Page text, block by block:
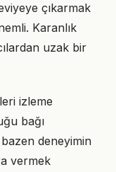
çıkarmak
Karanlık
uzak bir
izleme
bağı
deneyimin
vermek